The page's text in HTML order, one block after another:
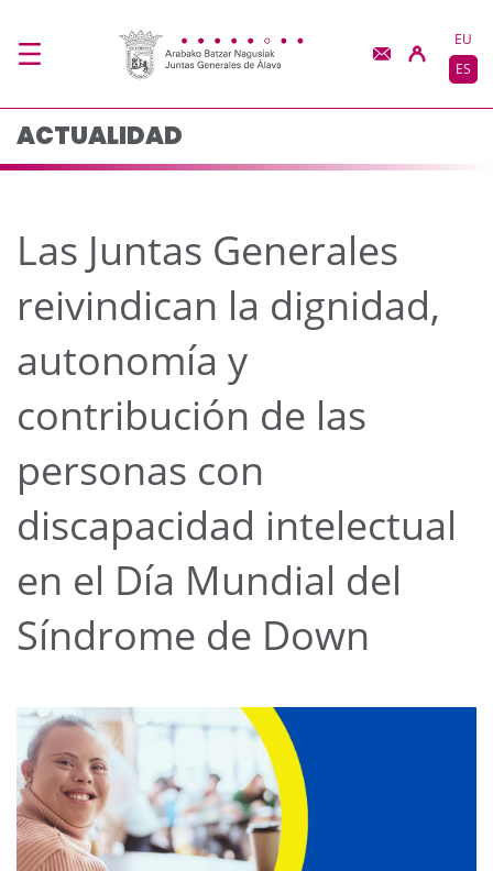
Las Juntas GeneralesEU
ES
ACTUALIDAD
Las Juntas Generales
reivindican la dignidad,
autonomía y
contribución de las
personas con
discapacidad intelectual
en el Día Mundial del
Síndrome de Down